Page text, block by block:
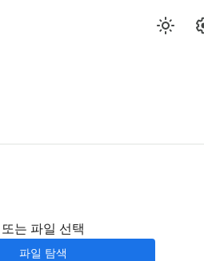
또는 파일 선택
파일 탐색